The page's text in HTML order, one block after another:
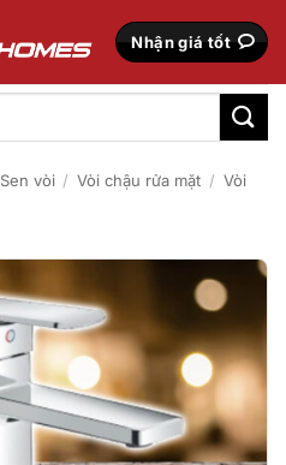
Nhận giá tốt
Sen vòi / Vòi chậu rửa mặt / Vòi